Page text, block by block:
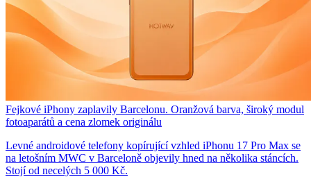
Fejkové iPhony zaplavily Barcelonu. Oranžová barva, široký modul
fotoaparátů a cena zlomek originálu
Levné androidové telefony kopírující vzhled iPhonu 17 Pro Max se
na letošním MWC v Barceloně objevily hned na několika stáncích.
Stojí od necelých 5 000 Kč.